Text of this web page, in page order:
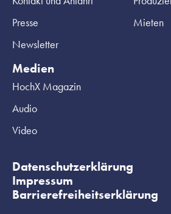
Presse
Newsletter
Mieten
Medien
HochX Magazin
Audio
Video
Datenschutzerklärung
Impressum
Barrierefreiheitserklärung